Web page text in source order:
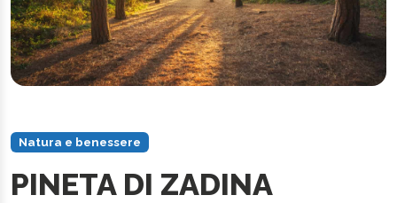
Natura e benessere
PINETA DI ZADINA